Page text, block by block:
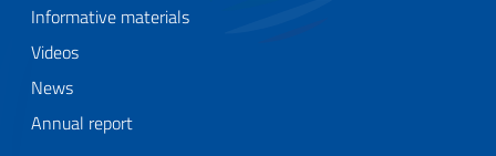
Informative materials
Videos
News
Annual report